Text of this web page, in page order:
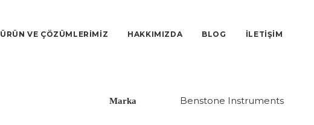
ÜRÜN VE ÇÖZÜMLERİMİZ HAKKIMIZDA BLOG İLETİŞİM
Marka Benstone Instruments